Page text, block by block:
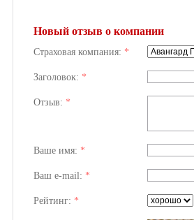
Новый отзыв о компании
Страховая компания: *
Заголовок: *
Отзыв: *
Ваше имя: *
Ваш e-mail: *
Рейтинг: *